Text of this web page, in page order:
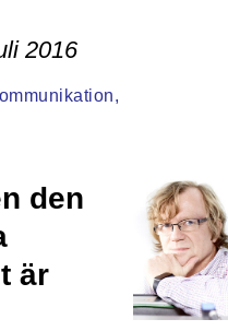
2016
den
är